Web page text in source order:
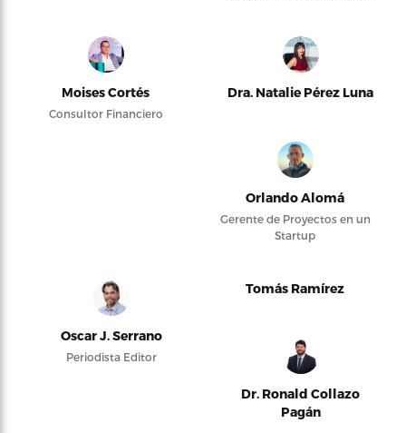
Moises Cortés
Consultor Financiero
Dra. Natalie Pérez Luna
Orlando Alomá
Gerente de Proyectos en un
Startup
Oscar J. Serrano
Periodista Editor
Tomás Ramírez
Dr. Ronald Collazo
Pagán